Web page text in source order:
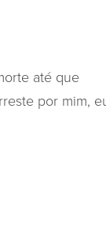
até que
por mim,